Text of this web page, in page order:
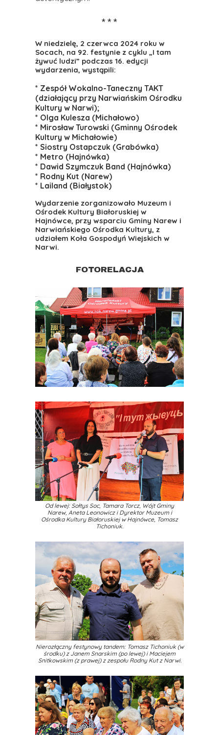
* * *
W niedzielę, 2 czerwca 2024 roku w
Socach, na 92. festynie z cyklu „I tam
żywuć ludzi” podczas 16. edycji
wydarzenia, wystąpili:
* Zespół Wokalno-Taneczny TAKT
(działający przy Narwiańskim Ośrodku
Kultury w Narwi);
* Olga Kulesza (Michałowo)
* Mirosław Turowski (Gminny Ośrodek
Kultury w Michałowie)
* Siostry Ostapczuk (Grabówka)
* Metro (Hajnówka)
* Dawid Szymczuk Band (Hajnówka)
* Rodny Kut (Narew)
* Lailand (Białystok)
Wydarzenie zorganizowało Muzeum i
Ośrodek Kultury Białoruskiej w
Hajnówce, przy wsparciu Gminy Narew i
Narwiańskiego Ośrodka Kultury, z
udziałem Koła Gospodyń Wiejskich w
Narwi.
FOTORELACJA
Od lewej: Sołtys Soc, Tamara Torcz, Wójt Gminy
Narew, Aneta Leonowicz i Dyrektor Muzeum i
Ośrodka Kultury Białoruskiej w Hajnówce, Tomasz
Tichoniuk.
Nierozłączny festynowy tandem: Tomasz Tichoniuk (w
środku) z Janem Snarskim (po lewej) i Maciejem
Snitkowskim (z prawej) z zespołu Rodny Kut z Narwi.